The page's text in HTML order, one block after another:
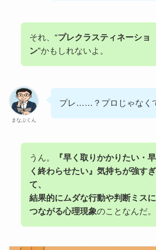
それ、“プレクラスティネーショ
ン”かもしれないよ。
まなぶくん
プレ……？プロじゃなく
うん。
『早く取りかかりたい・早
く終わらせたい』気持ちが強すぎ
て、
結果的にムダな行動や判断ミスに
つながる心理現象のことなんだ。